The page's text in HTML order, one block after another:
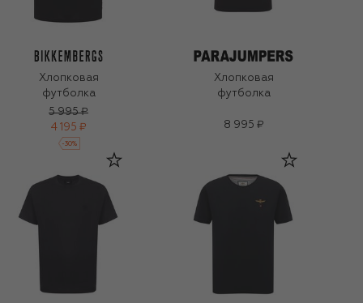
Хлопковая
футболка
5 995 ₽
4 195 ₽
-30%
Хлопковая
футболка
8 995 ₽